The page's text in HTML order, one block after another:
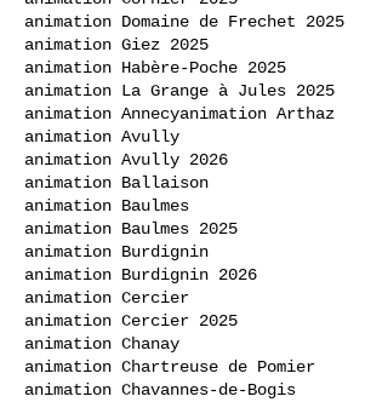
animation Domaine de Frechet 2025
animation Giez 2025
animation Habère-Poche 2025
animation La Grange à Jules 2025
animation Annecyanimation Arthaz
animation Avully
animation Avully 2026
animation Ballaison
animation Baulmes
animation Baulmes 2025
animation Burdignin
animation Burdignin 2026
animation Cercier
animation Cercier 2025
animation Chanay
animation Chartreuse de Pomier
animation Chavannes-de-Bogis